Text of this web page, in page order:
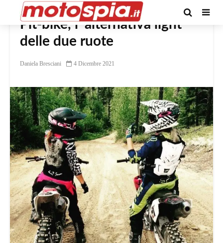
Pit-bike, l’ alternativa light
delle due ruote
Daniela Bresciani 4 Dicembre 2021